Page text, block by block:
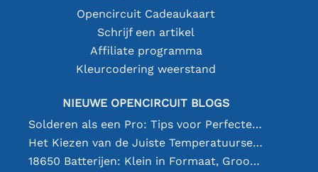
Opencircuit Cadeaukaart
Schrijf een artikel
Affiliate programma
Kleurcodering weerstand
NIEUWE OPENCIRCUIT BLOGS
Solderen als een Pro: Tips voor Perfecte Elektronische Verbindingen
Het Kiezen van de Juiste Temperatuursensor [youtube]
18650 Batterijen: Klein in Formaat, Groot in Prestatie